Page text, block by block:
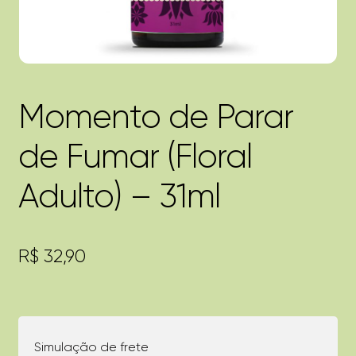
Momento de Parar
de Fumar (Floral
Adulto) – 31ml
R$ 32,90
Simulação de frete